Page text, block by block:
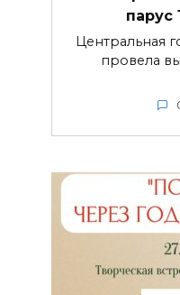
парус
Центральная
провела